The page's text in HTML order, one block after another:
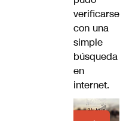
verificarse
con una
simple
búsqueda
en
internet.